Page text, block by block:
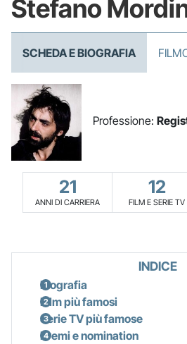
Stefano
SCHEDA E BIOGRAFIA
Professione:
21
ANNI DI CARRIERA
12
FILM E SERIE TV
INDICE
Biografia
Film più famosi
Serie TV più famose
Premi e nomination